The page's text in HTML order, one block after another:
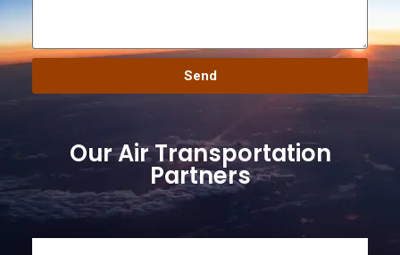
Send
Our Air Transportation
Partners